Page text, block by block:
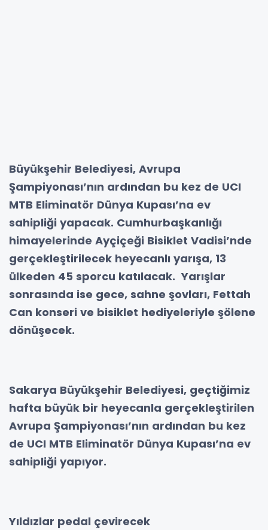
Büyükşehir Belediyesi, Avrupa
Şampiyonası’nın ardından bu kez de UCI
MTB Eliminatör Dünya Kupası’na ev
sahipliği yapacak. Cumhurbaşkanlığı
himayelerinde Ayçiçeği Bisiklet Vadisi’nde
gerçekleştirilecek heyecanlı yarışa, 13
ülkeden 45 sporcu katılacak. Yarışlar
sonrasında ise gece, sahne şovları, Fettah
Can konseri ve bisiklet hediyeleriyle şölene
dönüşecek.
Sakarya Büyükşehir Belediyesi, geçtiğimiz
hafta büyük bir heyecanla gerçekleştirilen
Avrupa Şampiyonası’nın ardından bu kez
de UCI MTB Eliminatör Dünya Kupası’na ev
sahipliği yapıyor.
Yıldızlar pedal çevirecek